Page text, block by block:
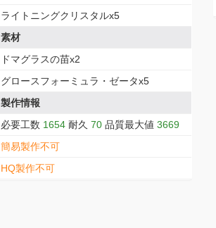
ライトニングクリスタルx5
素材
ドマグラスの苗x2
グロースフォーミュラ・ゼータx5
製作情報
必要工数 1654 耐久 70 品質最大値 3669
簡易製作不可
HQ製作不可